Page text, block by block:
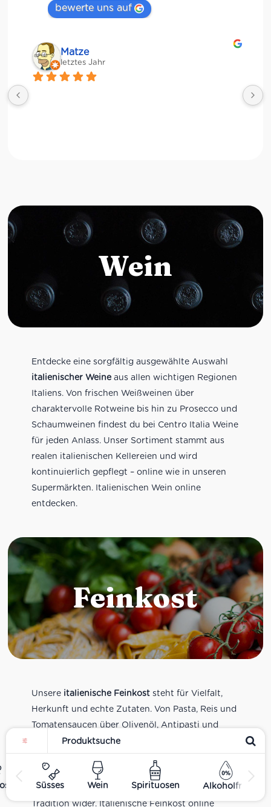
Süsses Wein Spirituosen Alkoholfrei
bewerte uns auf
Matze
letztes Jahr
Wein
Entdecke eine sorgfältig ausgewählte Auswahl
italienischer Weineaus allen wichtigen Regionen
Italiens. Von frischen Weißweinen über
charaktervolle Rotweine bis hin zu Prosecco und
Schaumweinen findest du bei Centro Italia Weine
für jeden Anlass. Unser Sortiment stammt aus
realen italienischen Kellereien und wird
kontinuierlich gepflegt – online wie in unseren
Supermärkten. Italienischen Wein online
entdecken.
Feinkost
Unsere italienische Feinkoststeht für Vielfalt,
Herkunft und echte Zutaten. Von Pasta, Reis und
Tomatensaucen über Olivenöl, Antipasti und
Pesto bis zu Balsamico und Spezialitäten aus
verschiedenen Regionen Italiens. Alle Produkte
sind Teil unseres realen Supermarkt-Sortiments
und spiegeln italienische Alltagsküche und
Tradition wider. Italienische Feinkost online